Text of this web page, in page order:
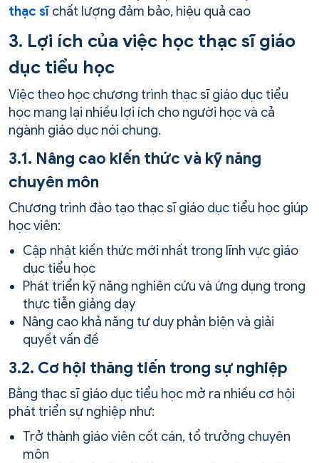
thạc sĩchất lượng đảm bảo, hiệu quả cao
3. Lợi ích của việc học thạc sĩ giáo
dục tiểu học
Việc theo học chương trình thạc sĩ giáo dục tiểu
học mang lại nhiều lợi ích cho người học và cả
ngành giáo dục nói chung.
3.1. Nâng cao kiến thức và kỹ năng
chuyên môn
Chương trình đào tạo thạc sĩ giáo dục tiểu học giúp
học viên:
Cập nhật kiến thức mới nhất trong lĩnh vực giáo
dục tiểu học
Phát triển kỹ năng nghiên cứu và ứng dụng trong
thực tiễn giảng dạy
Nâng cao khả năng tư duy phản biện và giải
quyết vấn đề
3.2. Cơ hội thăng tiến trong sự nghiệp
Bằng thạc sĩ giáo dục tiểu học mở ra nhiều cơ hội
phát triển sự nghiệp như:
Trở thành giáo viên cốt cán, tổ trưởng chuyên
môn